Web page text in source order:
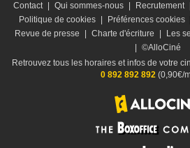
Contact Qui sommes-nous Recrutement
Politique de cookies
Préférences cookies
Revue de presse
Charte d'écriture Les
©AlloCiné
Retrouvez tous les horaires et infos de votre
0 892 892 892(0,90€/